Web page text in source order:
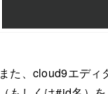
また、cloud9エディ